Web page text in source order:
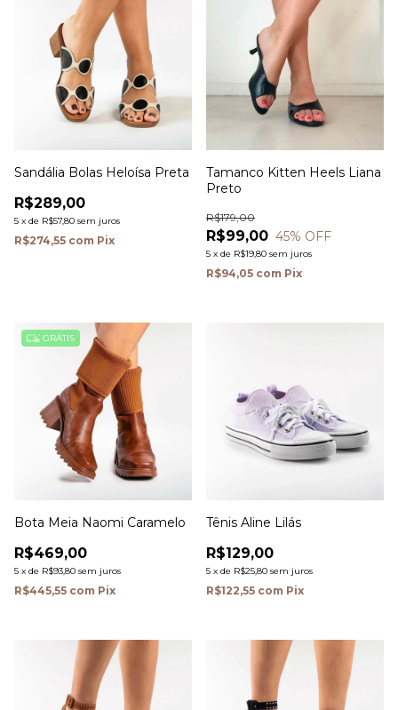
Sandália Bolas Heloísa Preta
R$289,00
5 x de R$57,80 sem juros
R$274,55 com Pix
Tamanco Kitten Heels Liana
Preto
R$99,00
R$179,00
45% OFF
5 x de R$19,80 sem juros
R$94,05 com Pix
GRÁTIS
Bota Meia Naomi Caramelo
R$469,00
5 x de R$93,80 sem juros
R$445,55 com Pix
Tênis Aline Lilás
R$129,00
5 x de R$25,80 sem juros
R$122,55 com Pix